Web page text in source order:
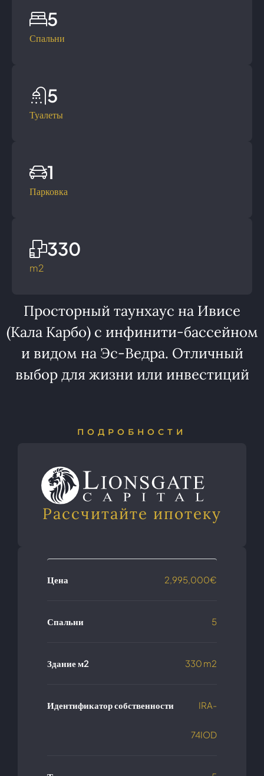
Просторный таунхаус на Ивисе
(Кала Карбо) с инфинити-бассейном
и видом на Эс-Ведра. Отличный
выбор для жизни или инвестиций
Спальни
5
Туалеты
5
Парковка
1
m2
330
ПОДРОБНОСТИ
Рассчитайте ипотеку
Цена 2,995,000€
Спальни 5
Здание м2 330 m2
Идентификатор собственности IRA-
74IOD